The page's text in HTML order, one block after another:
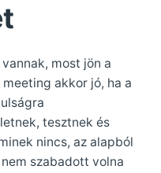
most jön a
akkor jó, ha a
tesztnek és
nincs, az alapból
szabadott volna